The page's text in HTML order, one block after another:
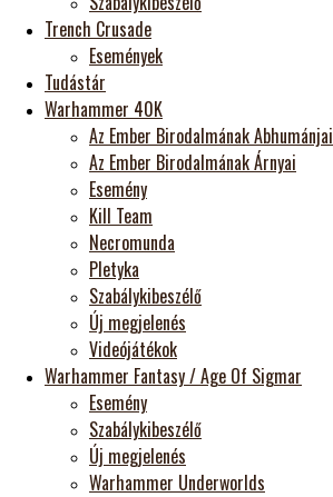
Trench Crusade
Események
Tudástár
Warhammer 40K
Az Ember Birodalmának Abhumánjai
Az Ember Birodalmának Árnyai
Esemény
Kill Team
Necromunda
Pletyka
Szabálykibeszélő
Új megjelenés
Videójátékok
Warhammer Fantasy / Age Of Sigmar
Esemény
Szabálykibeszélő
Új megjelenés
Warhammer Underworlds